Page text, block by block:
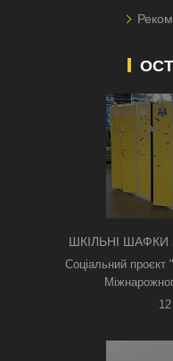
ШКІЛЬНІ ШАФКИ
Соціальний